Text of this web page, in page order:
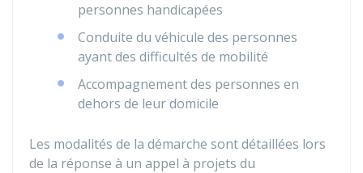
personnes handicapées
Conduite du véhicule des personnes
ayant des difficultés de mobilité
Accompagnement des personnes en
dehors de leur domicile
Les modalités de la démarche sont détaillées lors
de la réponse à un appel à projets du